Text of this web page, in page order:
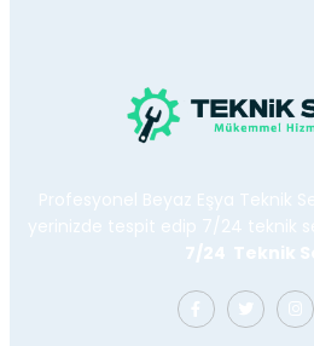
Profesyonel Beyaz Eşya Teknik
yerinizde tespit edip 7/24 teknik
7/24 Teknik